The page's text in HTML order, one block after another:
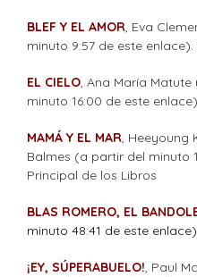
BLEF Y EL AMOR, Eva
minuto 9:57 de este
EL CIELO, Ana María
minuto 16:00 de este
MAMÁ Y EL MAR, Heeyoung
Balmes (a partir del minuto
Principal de los Libros
BLAS ROMERO, EL
minuto 48:41 de este
¡EY, SÚPERABUELO!, Paul